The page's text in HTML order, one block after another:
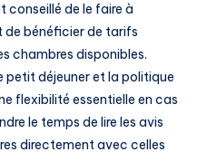
conseillé de le faire à
de bénéficier de tarifs
chambres disponibles.
petit déjeuner et la politique
flexibilité essentielle en cas
le temps de lire les avis
directement avec celles